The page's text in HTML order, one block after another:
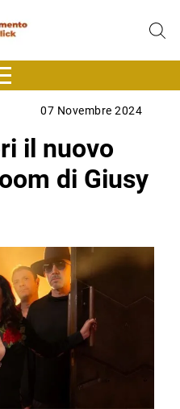
07 Novembre 2024
il nuovo
di Giusy